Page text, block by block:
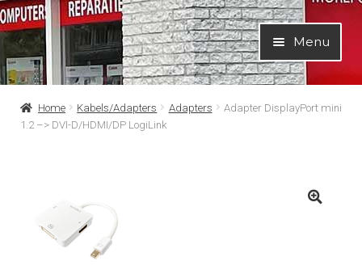
Ga
door
naar
navigatie
Ga
naar
de
inhoud
Menu
Home Kabels/Adapters Adapters
Adapter DisplayPort mini
1.2 –> DVI-D/HDMI/DP LogiLink